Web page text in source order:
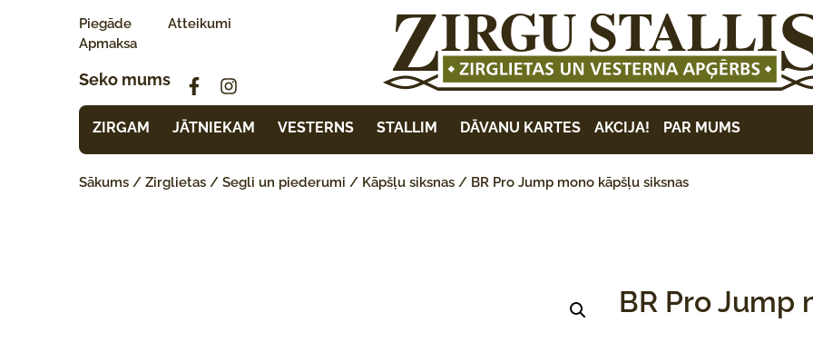
Piegāde
Apmaksa
Atteikumi
Seko mums
ZIRGAM JĀTNIEKAM VESTERNS STALLIM DĀVANU KARTES AKCIJA! PAR MUMS
Sākums / Zirglietas / Segli un piederumi / Kāpšļu siksnas / BR Pro Jump mono kāpšļu siksnas
BR Pro Jump